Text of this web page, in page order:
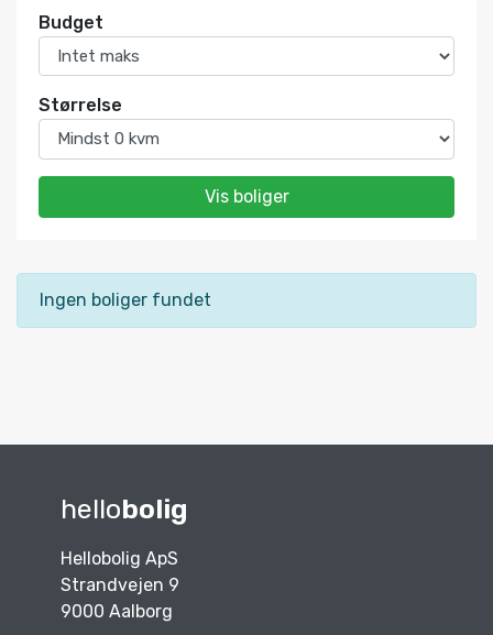
Budget
Størrelse
Vis boliger
Ingen boliger fundet
hellobolig
Hellobolig ApS
Strandvejen 9
9000 Aalborg